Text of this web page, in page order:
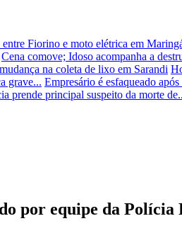
Fiorino e moto elétrica em
Cena comove; Idoso acompanha a
na coleta de lixo em Sarandi
grave... Empresário é esfaqueado
prende principal suspeito da morte
por equipe da